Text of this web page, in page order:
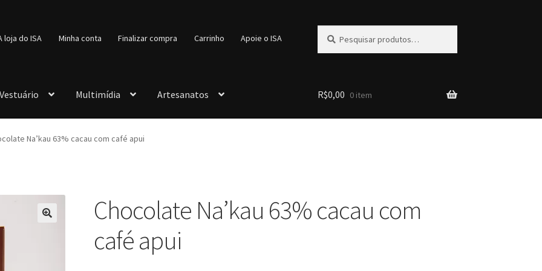
loja do ISA Minha conta Finalizar compra Carrinho Apoie o ISA
por:
Vestuário Multimídia Artesanatos R$0,00 0 item
Na’kau 63% cacau com café apui
Chocolate Na’kau 63% cacau com
café apui